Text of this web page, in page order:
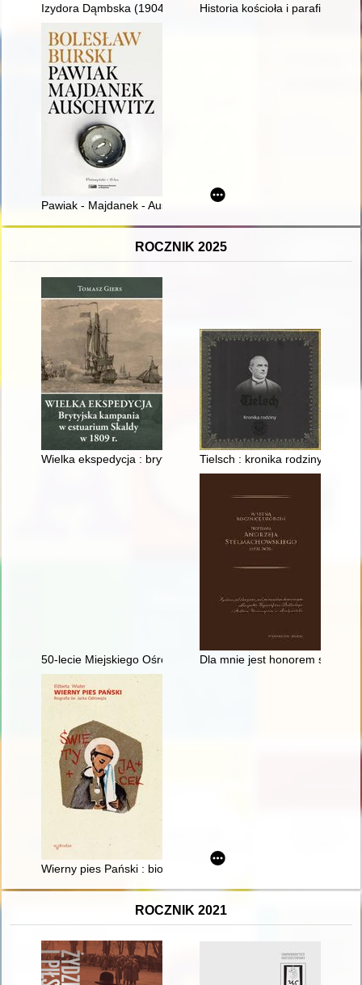
Izydora Dąmbska (1904-1983) : najlepsza z dobrych. Cz. 1,
Historia kościoła i parafii w
Pawiak - Majdanek - Auschwitz
ROCZNIK 2025
Wielka ekspedycja : brytyjska kampania w estuarium Skaldy w
Tielsch : kronika rodziny
50-lecie Miejskiego Ośrodka Sportu i Rekreacji w Łańcucie :
Dla mnie jest honorem służyć
Wierny pies Pański : biografia św. Jacka Odrowąża
ROCZNIK 2021